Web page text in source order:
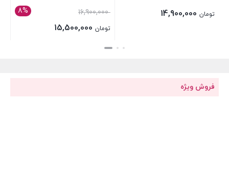
تومان 8% 16,900,000
قیمت
اصلی:
تومان
بستن
فروش ویژه